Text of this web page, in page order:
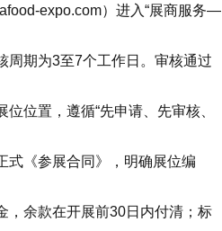
expo.com）进入“展商服务—
期为3至7个工作日。审核通过
位置，遵循“先申请、先审核、
《参展合同》，明确展位编
余款在开展前30日内付清；标